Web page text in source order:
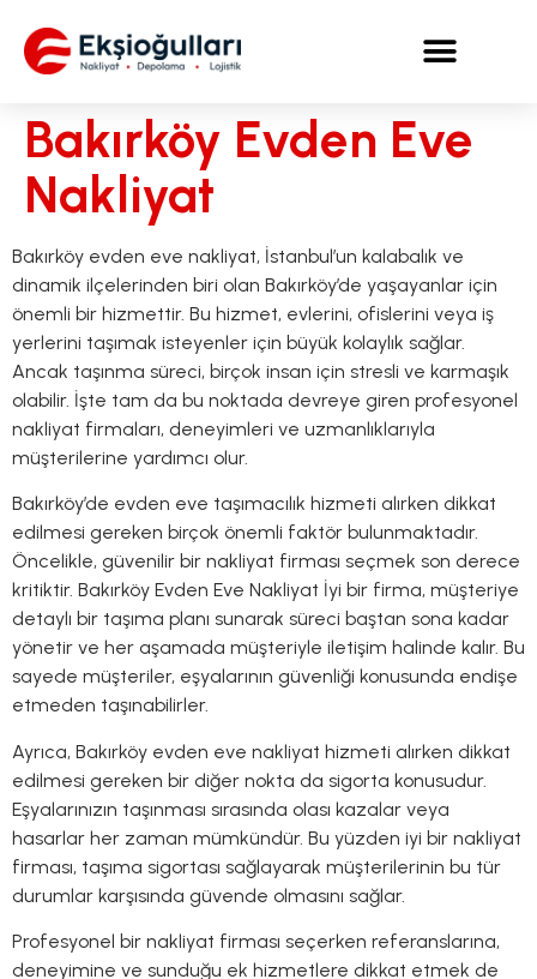
Bakırköy Evden Eve
Nakliyat
Bakırköy evden eve nakliyat, İstanbul’un kalabalık ve
dinamik ilçelerinden biri olan Bakırköy’de yaşayanlar için
önemli bir hizmettir. Bu hizmet, evlerini, ofislerini veya iş
yerlerini taşımak isteyenler için büyük kolaylık sağlar.
Ancak taşınma süreci, birçok insan için stresli ve karmaşık
olabilir. İşte tam da bu noktada devreye giren profesyonel
nakliyat firmaları, deneyimleri ve uzmanlıklarıyla
müşterilerine yardımcı olur.
Bakırköy’de evden eve taşımacılık hizmeti alırken dikkat
edilmesi gereken birçok önemli faktör bulunmaktadır.
Öncelikle, güvenilir bir nakliyat firması seçmek son derece
kritiktir. Bakırköy Evden Eve Nakliyat İyi bir firma, müşteriye
detaylı bir taşıma planı sunarak süreci baştan sona kadar
yönetir ve her aşamada müşteriyle iletişim halinde kalır. Bu
sayede müşteriler, eşyalarının güvenliği konusunda endişe
etmeden taşınabilirler.
Ayrıca, Bakırköy evden eve nakliyat hizmeti alırken dikkat
edilmesi gereken bir diğer nokta da sigorta konusudur.
Eşyalarınızın taşınması sırasında olası kazalar veya
hasarlar her zaman mümkündür. Bu yüzden iyi bir nakliyat
firması, taşıma sigortası sağlayarak müşterilerinin bu tür
durumlar karşısında güvende olmasını sağlar.
Profesyonel bir nakliyat firması seçerken referanslarına,
deneyimine ve sunduğu ek hizmetlere dikkat etmek de